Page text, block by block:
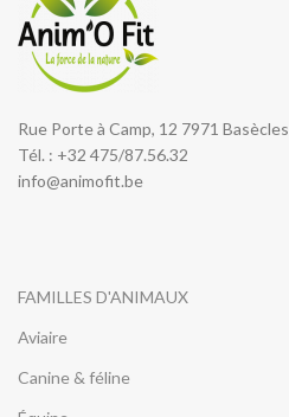
Rue Porte à Camp, 12 7971 Basècles
Tél. : +32 475/87.56.32
info@animofit.be
FAMILLES D'ANIMAUX
Aviaire
Canine & féline